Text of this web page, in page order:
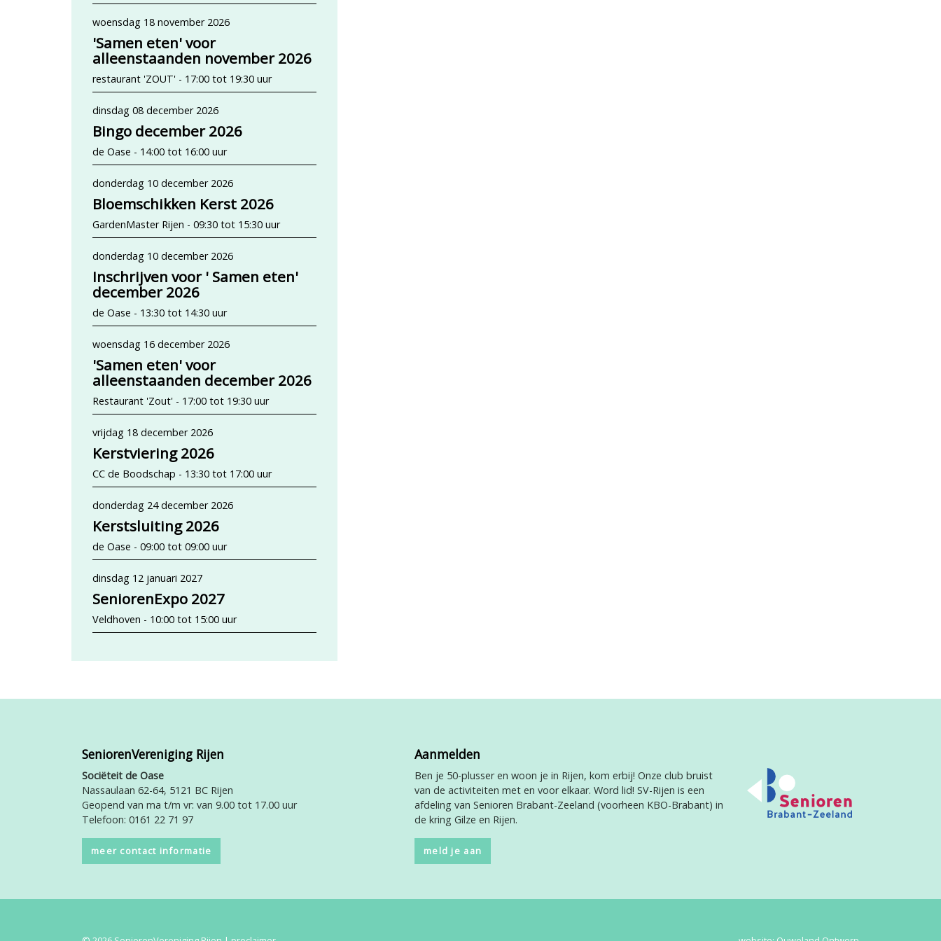
woensdag 18 november 2026
'Samen eten' voor
alleenstaanden november 2026
restaurant 'ZOUT' - 17:00 tot 19:30 uur
dinsdag 08 december 2026
Bingo december 2026
de Oase - 14:00 tot 16:00 uur
donderdag 10 december 2026
Bloemschikken Kerst 2026
GardenMaster Rijen - 09:30 tot 15:30 uur
donderdag 10 december 2026
Inschrijven voor ' Samen eten'
december 2026
de Oase - 13:30 tot 14:30 uur
woensdag 16 december 2026
'Samen eten' voor
alleenstaanden december 2026
Restaurant 'Zout' - 17:00 tot 19:30 uur
vrijdag 18 december 2026
Kerstviering 2026
CC de Boodschap - 13:30 tot 17:00 uur
donderdag 24 december 2026
Kerstsluiting 2026
de Oase - 09:00 tot 09:00 uur
dinsdag 12 januari 2027
SeniorenExpo 2027
Veldhoven - 10:00 tot 15:00 uur
SeniorenVereniging Rijen
Sociëteit de Oase
Nassaulaan 62-64, 5121 BC Rijen
Geopend van ma t/m vr: van 9.00 tot 17.00 uur
Telefoon: 0161 22 71 97
meer contact informatie
Aanmelden
Ben je 50-plusser en woon je in Rijen, kom erbij! Onze club bruist
van de activiteiten met en voor elkaar. Word lid! SV-Rijen is een
afdeling van Senioren Brabant-Zeeland (voorheen KBO-Brabant) in
de kring Gilze en Rijen.
meld je aan